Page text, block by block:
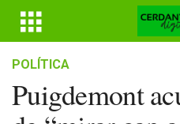
POLÍTICA
Puigdemont